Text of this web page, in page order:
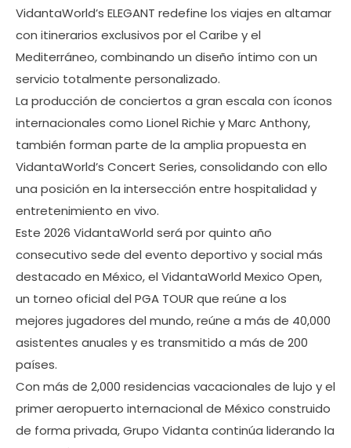
VidantaWorld’s ELEGANT redefine los viajes en altamar
con itinerarios exclusivos por el Caribe y el
Mediterráneo, combinando un diseño íntimo con un
servicio totalmente personalizado.
La producción de conciertos a gran escala con íconos
internacionales como Lionel Richie y Marc Anthony,
también forman parte de la amplia propuesta en
VidantaWorld’s Concert Series, consolidando con ello
una posición en la intersección entre hospitalidad y
entretenimiento en vivo.
Este 2026 VidantaWorld será por quinto año
consecutivo sede del evento deportivo y social más
destacado en México, el VidantaWorld Mexico Open,
un torneo oficial del PGA TOUR que reúne a los
mejores jugadores del mundo, reúne a más de 40,000
asistentes anuales y es transmitido a más de 200
países.
Con más de 2,000 residencias vacacionales de lujo y el
primer aeropuerto internacional de México construido
de forma privada, Grupo Vidanta continúa liderando la